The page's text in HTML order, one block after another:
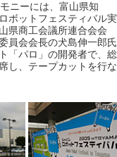
ニーには、富山県知
ボットフェスティバル実
県商工会議所連合会会
員会会長の犬島伸一郎氏
「パロ」の開発者で、総
し、テープカットを行な